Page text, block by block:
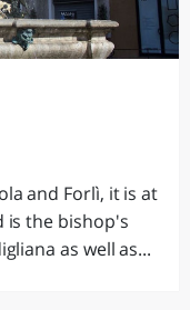
and Forlì, it is at
is the bishop's
as well as...